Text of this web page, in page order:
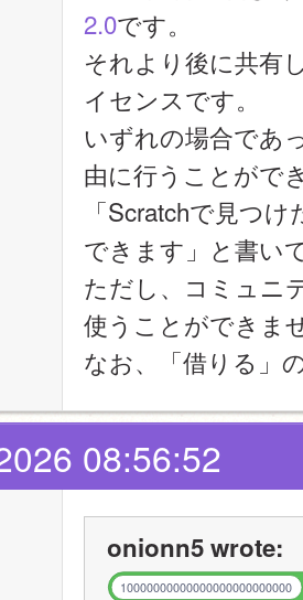
2.0です。
それより後に共有
イセンスです。
いずれの場合であ
由に行うことがで
「Scratchで見つ
できます」と書い
ただし、コミュニ
使うことができま
なお、「借りる」
08:56:52
onionn5 wrote:
10000000000000000000000000